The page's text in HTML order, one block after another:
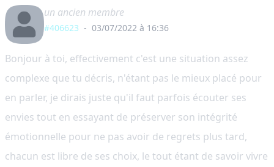
un ancien membre
#406623 - 03/07/2022 à 16:36
Bonjour à toi, effectivement c'est une situation assez
complexe que tu décris, n'étant pas le mieux placé pour
en parler, je dirais juste qu'il faut parfois écouter ses
envies tout en essayant de préserver son intégrité
émotionnelle pour ne pas avoir de regrets plus tard,
chacun est libre de ses choix, le tout étant de savoir vivre